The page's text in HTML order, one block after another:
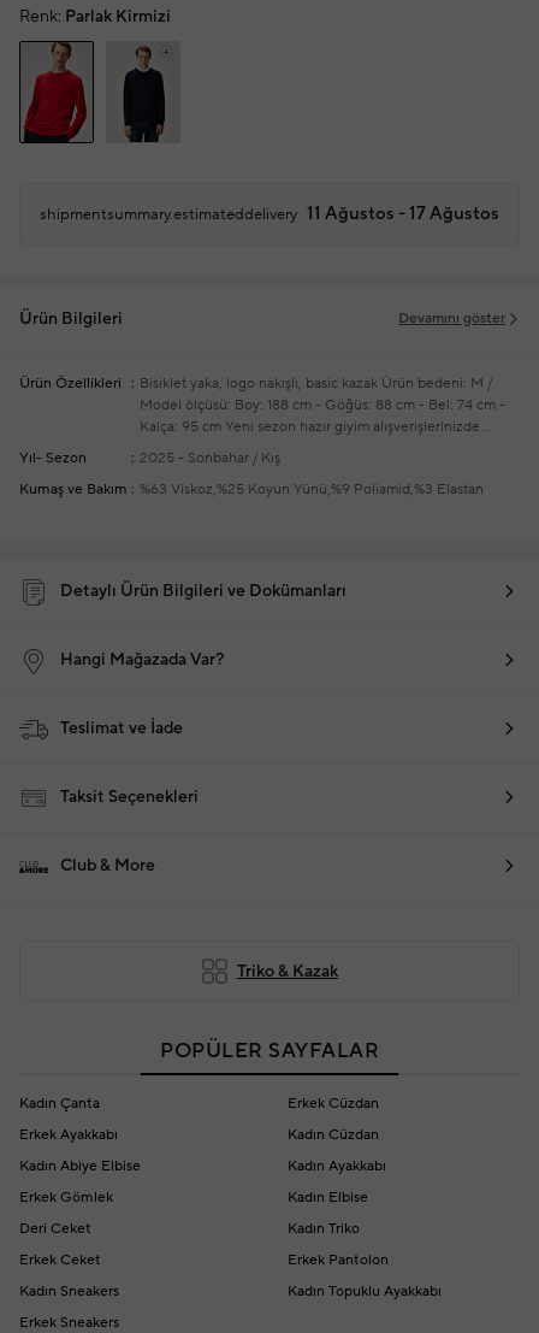
Renk: Parlak Kirmizi
shipmentsummary.estimateddelivery 11 Ağustos - 17 Ağustos
Ürün Bilgileri Devamını göster
Ürün Özellikleri Bisiklet yaka, logo nakışlı, basic kazak Ürün bedeni: M /
Model ölçüsü: Boy: 188 cm - Göğüs: 88 cm - Bel: 74 cm -
Kalça: 95 cm Yeni sezon hazır giyim alışverişlerinizde
ücretsiz tadilat yapılmaktadır
Yıl- Sezon
2025 - Sonbahar / Kış
Kumaş ve Bakım
%63 Viskoz,%25 Koyun Yünü,%9 Poliamid,%3 Elastan
Detaylı Ürün Bilgileri ve Dokümanları
Hangi Mağazada Var?
Teslimat ve İade
Taksit Seçenekleri
Club & More
Triko & Kazak
POPÜLER SAYFALAR
Kadın Çanta
Erkek Cüzdan
Erkek Ayakkabı
Kadın Cüzdan
Kadın Abiye Elbise
Kadın Ayakkabı
Erkek Gömlek
Kadın Elbise
Deri Ceket
Kadın Triko
Erkek Ceket
Erkek Pantolon
Kadın Sneakers
Kadın Topuklu Ayakkabı
Erkek Sneakers